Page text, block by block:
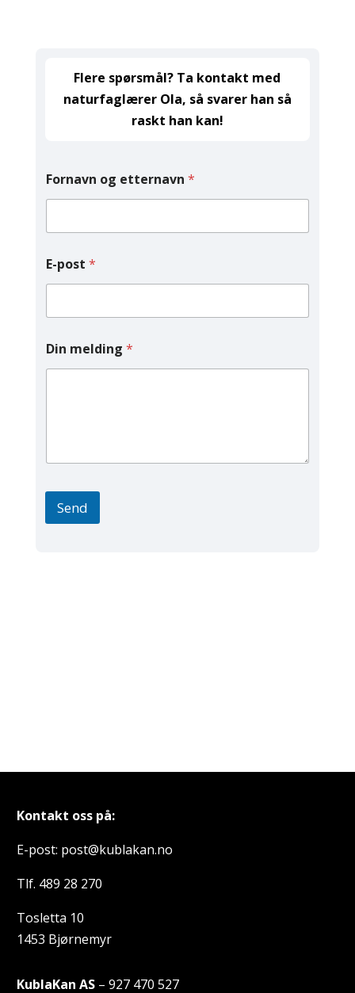
Flere spørsmål? Ta kontakt med
naturfaglærer Ola, så svarer han så
raskt han kan!
Fornavn og etternavn *
E-post *
Din melding *
Send
Kontakt oss på:
E-post: post@kublakan.no
Tlf. 489 28 270
Tosletta 10
1453 Bjørnemyr
KublaKan AS – 927 470 527